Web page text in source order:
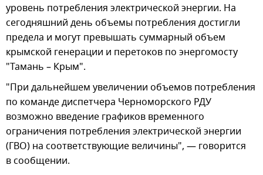
уровень потребления электрической энергии. На
сегодняшний день объемы потребления достигли
предела и могут превышать суммарный объем
крымской генерации и перетоков по энергомосту
"Тамань – Крым".
"При дальнейшем увеличении объемов потребления
по команде диспетчера Черноморского РДУ
возможно введение графиков временного
ограничения потребления электрической энергии
(ГВО) на соответствующие величины", — говорится
в сообщении.